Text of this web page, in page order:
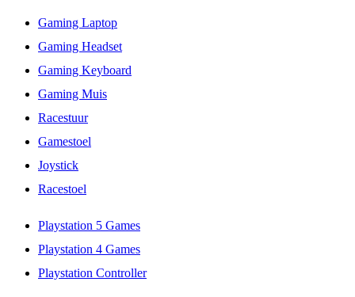
Gaming Laptop
Gaming Headset
Gaming Keyboard
Gaming Muis
Racestuur
Gamestoel
Joystick
Racestoel
Playstation 5 Games
Playstation 4 Games
Playstation Controller